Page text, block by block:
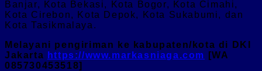
Banjar, Kota Bekasi, Kota Bogor, Kota Cimahi,
Kota Cirebon, Kota Depok, Kota Sukabumi, dan
Kota Tasikmalaya.
Melayani pengiriman ke kabupaten/kota di DKI
Jakarta https://www.markasniaga.com
[WA
085730453518]